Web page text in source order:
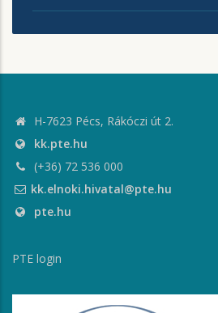
H-7623 Pécs, Rákóczi út 2.
kk.pte.hu
(+36) 72 536 000
kk.elnoki.hivatal@pte.hu
pte.hu
PTE login